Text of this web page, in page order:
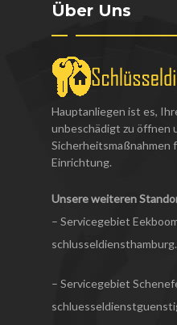
Über Uns
Hauptanliegen ist es,
unbeschädigt zu öffnen
Sicherheitsmaßnahmen
Einrichtung.
Unsere weiteren
– Servicegebiet
– Servicegebiet